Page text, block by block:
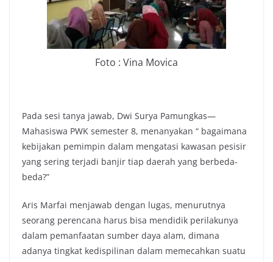
Foto : Vina Movica
Pada sesi tanya jawab, Dwi Surya Pamungkas—
Mahasiswa PWK semester 8, menanyakan “ bagaimana
kebijakan pemimpin dalam mengatasi kawasan pesisir
yang sering terjadi banjir tiap daerah yang berbeda-
beda?”
Aris Marfai menjawab dengan lugas, menurutnya
seorang perencana harus bisa mendidik perilakunya
dalam pemanfaatan sumber daya alam, dimana
adanya tingkat kedispilinan dalam memecahkan suatu